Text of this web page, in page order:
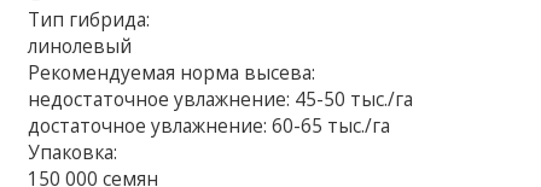
Тип гибрида:
линолевый
Рекомендуемая норма высева:
недостаточное увлажнение: 45-50 тыс./га
достаточное увлажнение: 60-65 тыс./га
Упаковка:
150 000 семян